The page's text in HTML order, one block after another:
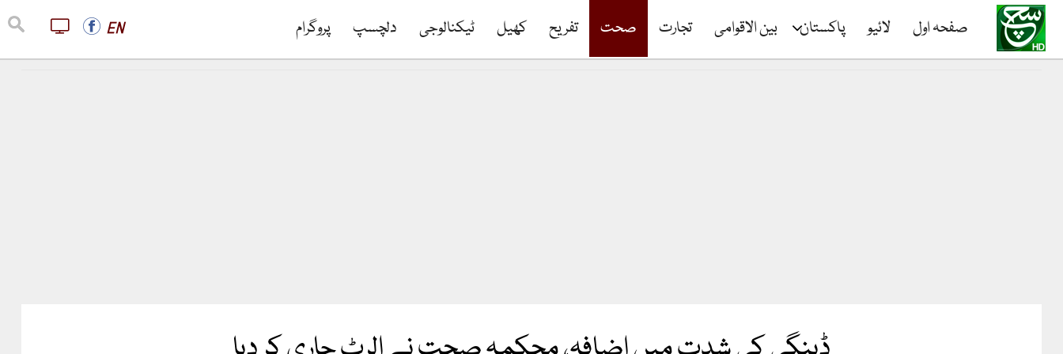
صفحہ اول لائیو پاکستان بین الاقوامی تجارت صحت تفریح کھیل ٹیکنالوجی دلچسپ پروگرام EN